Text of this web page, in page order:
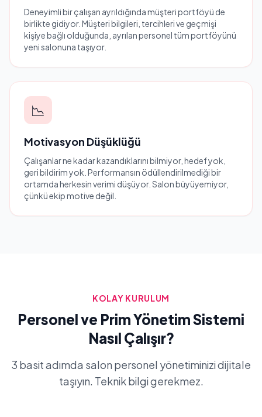
Deneyimli bir çalışan ayrıldığında müşteri portföyü de
birlikte gidiyor. Müşteri bilgileri, tercihleri ve geçmişi
kişiye bağlı olduğunda, ayrılan personel tüm portföyünü
yeni salonuna taşıyor.
📉
Motivasyon Düşüklüğü
Çalışanlar ne kadar kazandıklarını bilmiyor, hedef yok,
geri bildirim yok. Performansın ödüllendirilmediği bir
ortamda herkesin verimi düşüyor. Salon büyüyemiyor,
çünkü ekip motive değil.
KOLAY KURULUM
Personel ve Prim Yönetim Sistemi
Nasıl Çalışır?
3 basit adımda salon personel yönetiminizi dijitale
taşıyın. Teknik bilgi gerekmez.